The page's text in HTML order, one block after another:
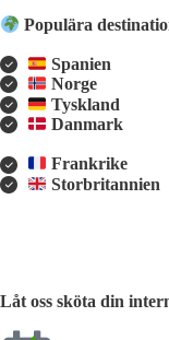
Populära
Spanien
Norge
Tyskland
Danmark
Frankrike
Storbritannien
Låt oss sköta din